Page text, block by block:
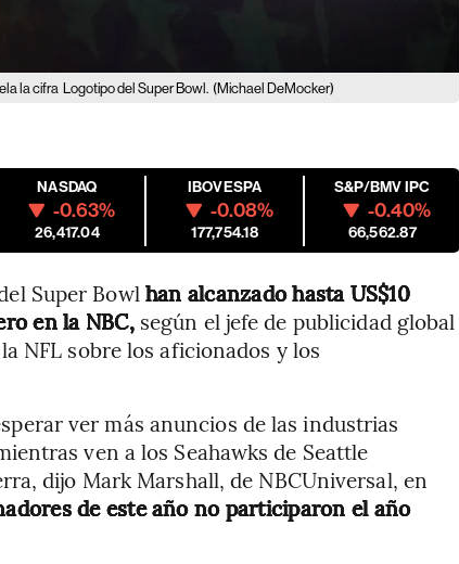
la cifra Logotipo del Super Bowl. (Michael DeMocker)
NASDAQ
-0.63%
26,417.04
IBOVESPA
-0.08%
177,754.18
S&P/BMV IPC
-0.40%
66,562.87
Super Bowl han alcanzado hasta US$10
en la NBC, según el jefe de publicidad global
NFL sobre los aficionados y los
ver más anuncios de las industrias
ven a los Seahawks de Seattle
dijo Mark Marshall, de NBCUniversal, en
de este año no participaron el año